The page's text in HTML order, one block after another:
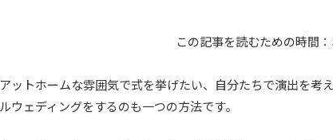
この記事を読むための時間
アットホームな雰囲気で式を挙げたい、自分たちで演出を考
ルウェディングをするのも一つの方法です。